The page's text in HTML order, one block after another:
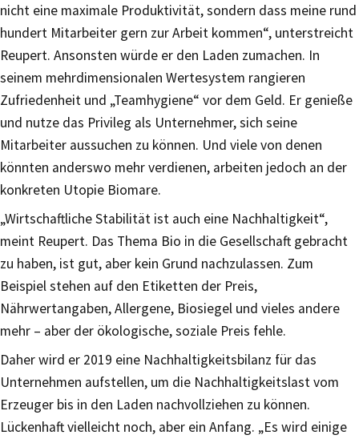
nicht eine maximale Produktivität, sondern dass meine rund
hundert Mitarbeiter gern zur Arbeit kommen“, unterstreicht
Reupert. Ansonsten würde er den Laden zumachen. In
seinem mehrdimensionalen Wertesystem rangieren
Zufriedenheit und „Teamhygiene“ vor dem Geld. Er genieße
und nutze das Privileg als Unternehmer, sich seine
Mitarbeiter aussuchen zu können. Und viele von denen
könnten anderswo mehr verdienen, arbeiten jedoch an der
konkreten Utopie Biomare.
„Wirtschaftliche Stabilität ist auch eine Nachhaltigkeit“,
meint Reupert. Das Thema Bio in die Gesellschaft gebracht
zu haben, ist gut, aber kein Grund nachzulassen. Zum
Beispiel stehen auf den Etiketten der Preis,
Nährwertangaben, Allergene, Biosiegel und vieles andere
mehr – aber der ökologische, soziale Preis fehle.
Daher wird er 2019 eine Nachhaltigkeitsbilanz für das
Unternehmen aufstellen, um die Nachhaltigkeitslast vom
Erzeuger bis in den Laden nachvollziehen zu können.
Lückenhaft vielleicht noch, aber ein Anfang. „Es wird einige